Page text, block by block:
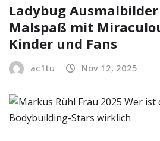
Ladybug
Malspaß mit
Kinder und Fans
ac1tu Nov 12, 2025